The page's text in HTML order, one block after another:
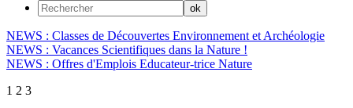
NEWS : Classes de Découvertes Environnement et Archéologie
NEWS : Vacances Scientifiques dans la Nature !
NEWS : Offres d'Emplois Educateur-trice Nature
1 2 3